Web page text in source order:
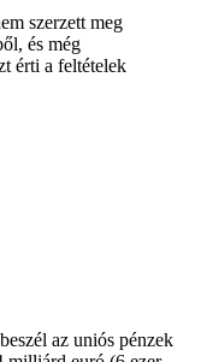
szerzett meg
és még
érti a feltételek
az uniós pénzek